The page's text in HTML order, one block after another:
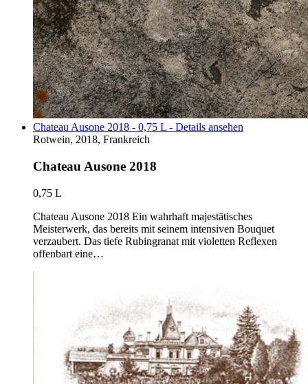
Chateau Ausone 2018 - 0,75 L - Details ansehen
Rotwein, 2018, Frankreich
Chateau Ausone 2018
0,75 L
Chateau Ausone 2018 Ein wahrhaft majestätisches
Meisterwerk, das bereits mit seinem intensiven Bouquet
verzaubert. Das tiefe Rubingranat mit violetten Reflexen
offenbart eine…